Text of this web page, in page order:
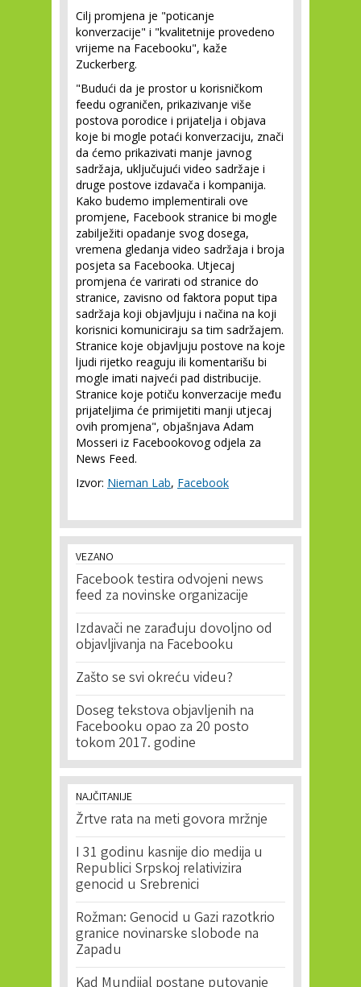
Cilj promjena je "poticanje
konverzacije" i "kvalitetnije provedeno
vrijeme na Facebooku", kaže
Zuckerberg.
"Budući da je prostor u korisničkom
feedu ograničen, prikazivanje više
postova porodice i prijatelja i objava
koje bi mogle potaći konverzaciju, znači
da ćemo prikazivati manje javnog
sadržaja, uključujući video sadržaje i
druge postove izdavača i kompanija.
Kako budemo implementirali ove
promjene, Facebook stranice bi mogle
zabilježiti opadanje svog dosega,
vremena gledanja video sadržaja i broja
posjeta sa Facebooka. Utjecaj
promjena će varirati od stranice do
stranice, zavisno od faktora poput tipa
sadržaja koji objavljuju i načina na koji
korisnici komuniciraju sa tim sadržajem.
Stranice koje objavljuju postove na koje
ljudi rijetko reaguju ili komentarišu bi
mogle imati najveći pad distribucije.
Stranice koje potiču konverzacije među
prijateljima će primijetiti manji utjecaj
ovih promjena", objašnjava Adam
Mosseri iz Facebookovog odjela za
News Feed.
Izvor: Nieman Lab, Facebook
VEZANO
Facebook testira odvojeni news
feed za novinske organizacije
Izdavači ne zarađuju dovoljno od
objavljivanja na Facebooku
Zašto se svi okreću videu?
Doseg tekstova objavljenih na
Facebooku opao za 20 posto
tokom 2017. godine
NAJČITANIJE
Žrtve rata na meti govora mržnje
I 31 godinu kasnije dio medija u
Republici Srpskoj relativizira
genocid u Srebrenici
Rožman: Genocid u Gazi razotkrio
granice novinarske slobode na
Zapadu